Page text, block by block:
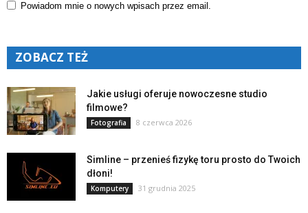
Powiadom mnie o nowych wpisach przez email.
ZOBACZ TEŻ
Jakie usługi oferuje nowoczesne studio
filmowe?
Fotografia 8 czerwca 2026
Simline – przenieś fizykę toru prosto do Twoich
dłoni!
Komputery 31 grudnia 2025